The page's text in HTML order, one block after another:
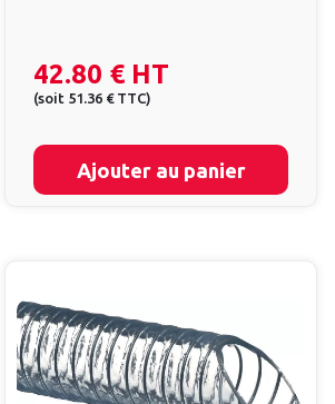
42.80 € HT
(soit 51.36 € TTC)
Ajouter au panier